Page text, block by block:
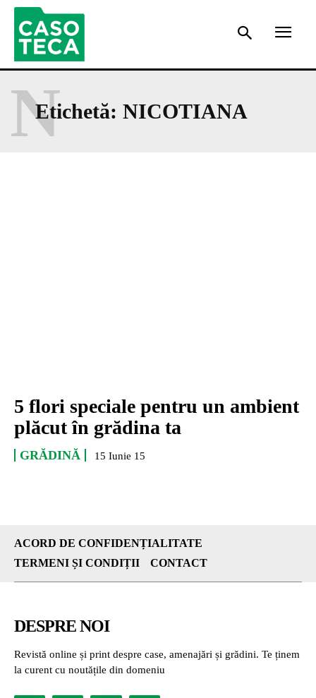
Etichetă: NICOTIANA
N
5 flori speciale pentru un ambient
plăcut în grădina ta
GRĂDINĂ 15 Iunie 15
ACORD DE CONFIDENȚIALITATE
TERMENI ȘI CONDIȚII
CONTACT
DESPRE NOI
Revistă online și print despre case, amenajări și grădini. Te ținem
la curent cu noutățile din domeniu